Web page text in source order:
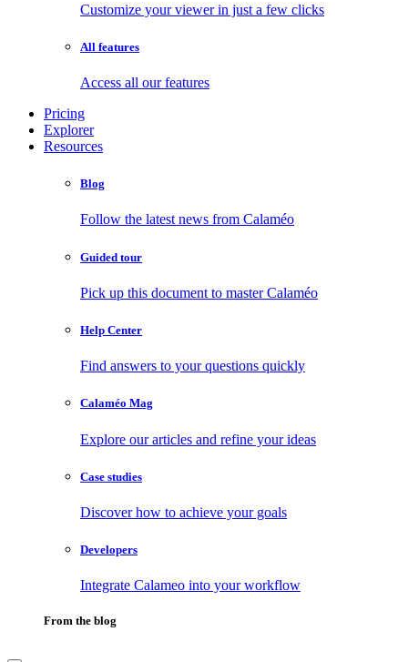
Customize your viewer in just a few clicks
All features
Access all our features
Pricing
Explorer
Resources
Blog
Follow the latest news from Calaméo
Guided tour
Pick up this document to master Calaméo
Help Center
Find answers to your questions quickly
Calaméo Mag
Explore our articles and refine your ideas
Case studies
Discover how to achieve your goals
Developers
Integrate Calameo into your workflow
From the blog